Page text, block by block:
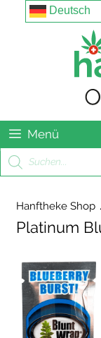
Springe
Menu
Menü
Products
search
Hanftheke Shop
Platinum
Deutsch